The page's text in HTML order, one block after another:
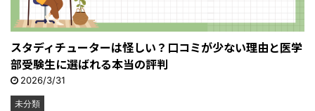
スタディチューターは怪しい？口コミが少ない理由と医学
部受験生に選ばれる本当の評判
2026/3/31
未分類